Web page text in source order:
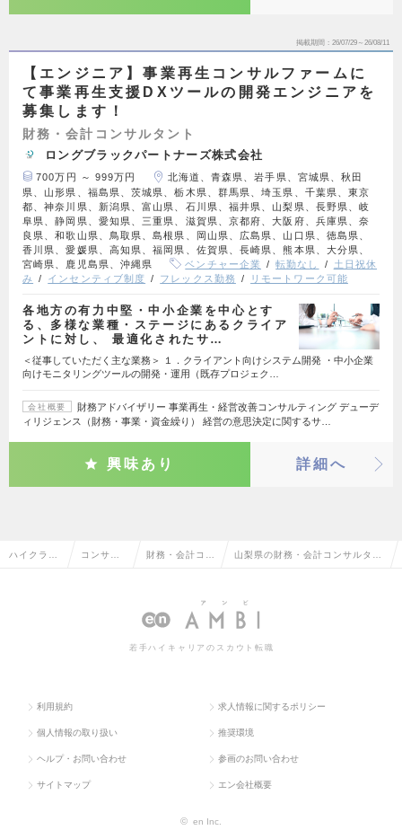
掲載期間 26/07/29～26/08/11
【エンジニア】事業再生コンサルファームに
て事業再生支援DXツールの開発エンジニアを
募集します！
財務・会計コンサルタント
ロングブラックパートナーズ株式会社
700万円 ～ 999万円
北海道、青森県、岩手県、宮城県、秋田
県、山形県、福島県、茨城県、栃木県、群馬県、埼玉県、千葉県、東京
都、神奈川県、新潟県、富山県、石川県、福井県、山梨県、長野県、岐
阜県、静岡県、愛知県、三重県、滋賀県、京都府、大阪府、兵庫県、奈
良県、和歌山県、鳥取県、島根県、岡山県、広島県、山口県、徳島県、
香川県、愛媛県、高知県、福岡県、佐賀県、長崎県、熊本県、大分県、
宮崎県、鹿児島県、沖縄県
ベンチャー企業 転勤なし
土日祝休
み
インセンティブ制度 フレックス勤務 リモートワーク可能
各地方の有力中堅・中小企業を中心とす
る、多様な業種・ステージにあるクライア
ントに対し、 最適化されたサ…
＜従事していただく主な業務＞ １．クライアント向けシステム開発 ・中小企業
向けモニタリングツールの開発・運用（既存プロジェク…
会社概要
財務アドバイザリー 事業再生・経営改善コンサルティング デューデ
ィリジェンス（財務・事業・資金繰り） 経営の意思決定に関するサ…
興味あり 詳細へ
ハイクラス コンサル 財務・会計コン 山梨県の財務・会計コンサルタン
若手ハイキャリアのスカウト転職
利用規約 求人情報に関するポリシー
個人情報の取り扱い 推奨環境
ヘルプ・お問い合わせ 参画のお問い合わせ
サイトマップ エン会社概要
© en Inc.